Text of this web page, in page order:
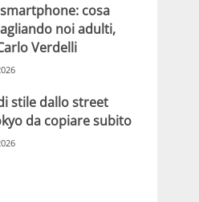
cosa
noi adulti,
Verdelli
stile dallo street
da copiare subito